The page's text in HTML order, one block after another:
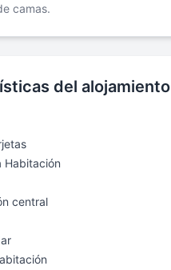
camas.
del alojamiento
Habitación
central